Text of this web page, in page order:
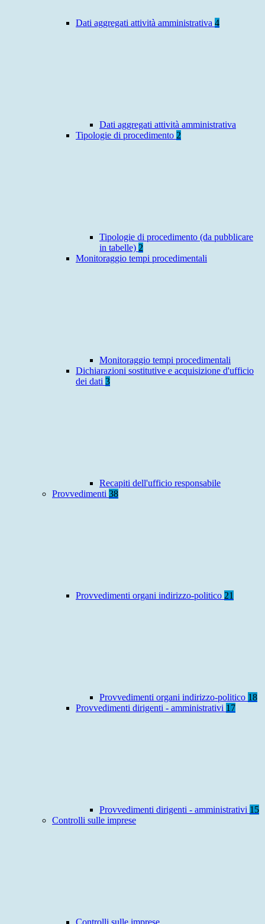
Dati aggregati attività amministrativa 4
Dati aggregati attività amministrativa
Tipologie di procedimento 2
Tipologie di procedimento (da pubblicare
in tabelle) 2
Monitoraggio tempi procedimentali
Monitoraggio tempi procedimentali
Dichiarazioni sostitutive e acquisizione d'ufficio
dei dati 3
Recapiti dell'ufficio responsabile
Provvedimenti 38
Provvedimenti organi indirizzo-politico 21
Provvedimenti organi indirizzo-politico 18
Provvedimenti dirigenti - amministrativi 17
Provvedimenti dirigenti - amministrativi 15
Controlli sulle imprese